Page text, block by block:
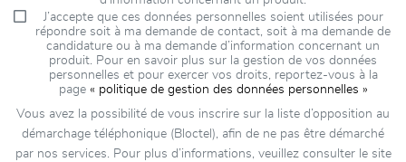
J’accepte que ces données personnelles soient utilisées pour
répondre soit à ma demande de contact, soit à ma demande de
candidature ou à ma demande d’information concernant un
produit. Pour en savoir plus sur la gestion de vos données
personnelles et pour exercer vos droits, reportez-vous à la
page « politique de gestion des données personnelles »
Vous avez la possibilité de vous inscrire sur la liste d’opposition au
démarchage téléphonique (Bloctel), afin de ne pas être démarché
par nos services. Pour plus d’informations, veuillez consulter le site